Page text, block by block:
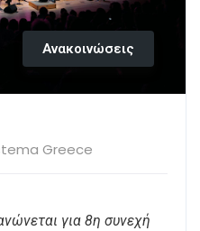
Ανακοινώσεις
Greece
για 8η συνεχή